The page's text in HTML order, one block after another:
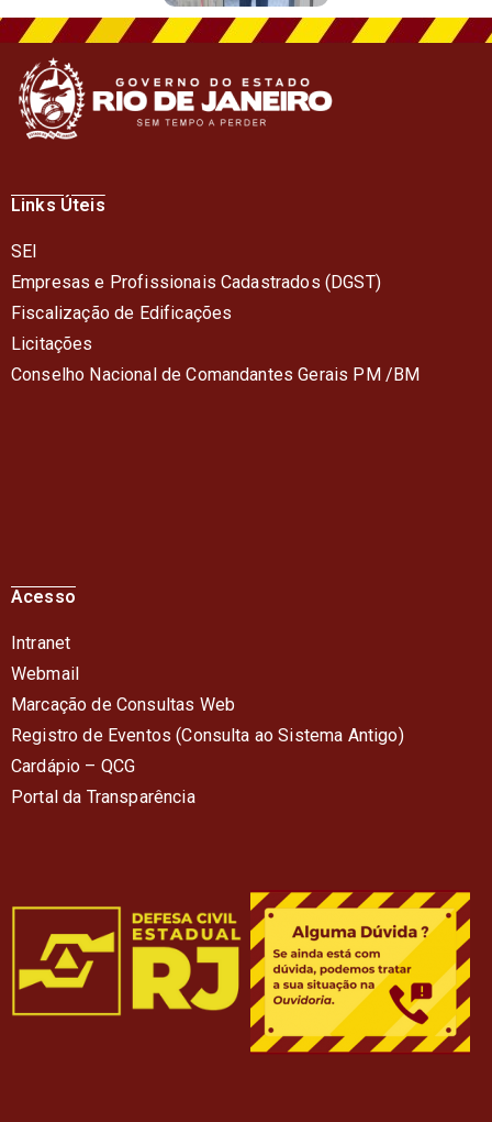
Links Úteis
SEI
Empresas e Profissionais Cadastrados (DGST)
Fiscalização de Edificações
Licitações
Conselho Nacional de Comandantes Gerais PM /BM
Acesso
Intranet
Webmail
Marcação de Consultas Web
Registro de Eventos (Consulta ao Sistema Antigo)
Cardápio – QCG
Portal da Transparência